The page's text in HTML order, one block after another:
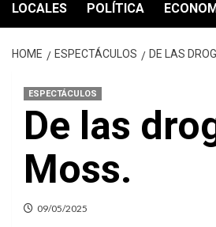
LOCALES POLÍTICA
HOME ESPECTÁCULOS DE LAS
ESPECTÁCULOS
De las
Moss.
09/05/2025